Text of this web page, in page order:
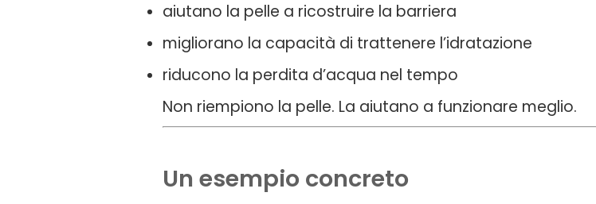
aiutano la pelle a ricostruire la barriera
migliorano la capacità di trattenere l’idratazione
riducono la perdita d’acqua nel tempo
Non riempiono la pelle. La aiutano a funzionare meglio.
Un esempio concreto